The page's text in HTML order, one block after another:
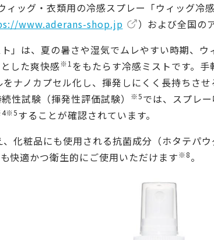
ィッグ・衣類用の冷感スプレー「ウィッグ冷
www.aderans-shop.jp
）および全国の
」は、夏の暑さや湿気でムレやすい時期、
した爽快感※1 をもたらす冷感ミストです。
ナノカプセル化し、揮発しにくく長持ちさせ
性試験（揮発性評価試験） ※5では、スプレ
することが確認されています。
、化粧品にも使用される抗菌成分（ホタテパ
快適かつ衛生的にご使用いただけます※8。